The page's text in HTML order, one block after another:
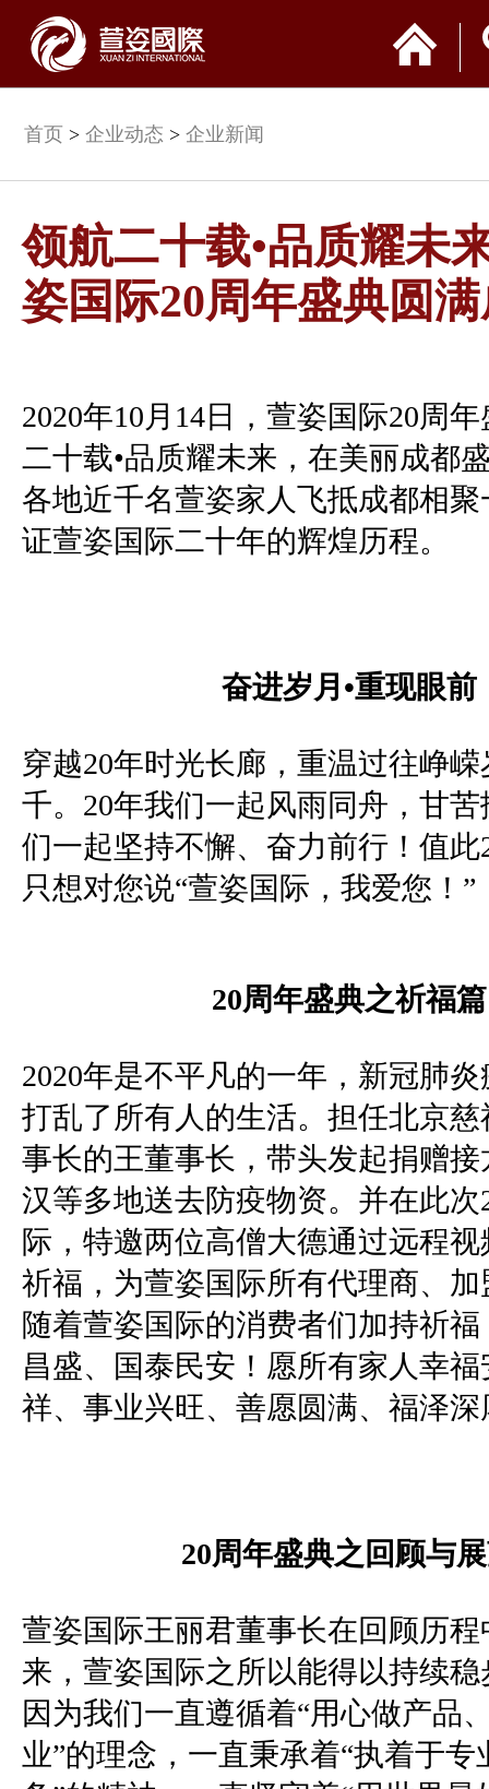
首页 > 企业动态 > 企业新闻
领航二十载•品质耀
姿国际20周年盛典圆
2020年10月 14日，萱姿国际20周
二十载•品质耀未来，在美丽成都
各地近千名萱姿家人飞抵成都相
证萱姿国际二十年的辉煌历程。
奋进岁月•重现眼前
穿越20年时光长廊，重温过往峥
千。 20年我们一起风雨同舟，甘苦
们一起坚持不懈、奋力前行！值此
只想对您说“萱姿国际，我爱您！”
20周年盛典之祈福篇
2020年是不平凡的一年，新冠肺
打乱了所有人的生活。担任北京
事长的王董事长，带头发起捐赠
汉等多地送去防疫物资。并在此次
际，特邀两位高僧大德通过远程
祈福，为萱姿国际所有代理商、
随着萱姿国际的消费者们加持祈
昌盛、国泰民安！愿所有家人幸
祥、事业兴旺、善愿圆满、福泽深
20周年盛典之回顾与
萱姿国际王丽君董事长在回顾历程
来，萱姿国际之所以能得以持续
因为我们一直遵循着“用心做产品
业”的理念，一直秉承着“执着于专